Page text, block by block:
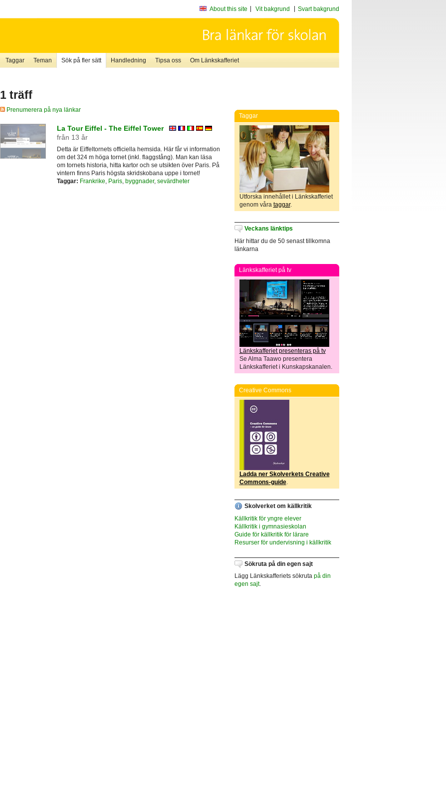
About this site Vit bakgrund Svart bakgrund
Taggar Teman Sök på fler sätt Handledning Tipsa oss Om Länkskafferiet
1 träff
Prenumerera på nya länkar
La Tour Eiffel - The Eiffel Tower
från 13 år
Detta är Eiffeltornets officiella hemsida. Här får vi information
om det 324 m höga tornet (inkl. flaggstång). Man kan läsa
om tornets historia, hitta kartor och se utsikten över Paris. På
vintern finns Paris högsta skridskobana uppe i tornet!
Taggar: Frankrike Paris, byggnader, sevärdheter
Taggar
Utforska innehållet i Länkskafferiet
genom våra taggar.
Veckans länktips
Här hittar du de 50 senast tillkomna
länkarna
Länkskafferiet på tv
Länkskafferiet presenteras på tv
Se Alma Taawo presentera
Länkskafferiet i Kunskapskanalen.
Creative Commons
Ladda ner Skolverkets Creative
Commons-guide.
Skolverket om källkritik
Källkritik för yngre elever
Källkritik i gymnasieskolan
Guide för källkritik för lärare
Resurser för undervisning i källkritik
Sökruta på din egen sajt
Lägg Länkskafferiets sökruta på din
egen sajt.